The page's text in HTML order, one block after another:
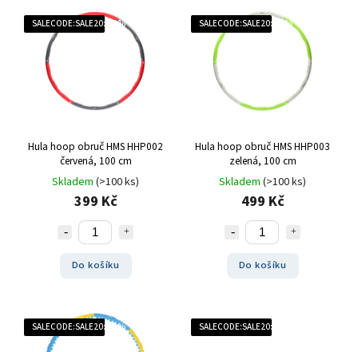
Nejprodávanější
Abecedně
SALECODE:SALE20:20:%
Hula hoop obruč HMS HHP002
červená, 100 cm
Skladem (>100 ks)
399 Kč
Do košíku
SALECODE:SALE20:20:%
Hula hoop obruč HMS HHP003
zelená, 100 cm
Skladem (>100 ks)
499 Kč
Do košíku
SALECODE:SALE20:20:% SALECODE:SALE20:20:%